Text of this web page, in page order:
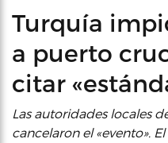
Turquía
a puerto
citar
Las autoridades locales
cancelaron el «evento».